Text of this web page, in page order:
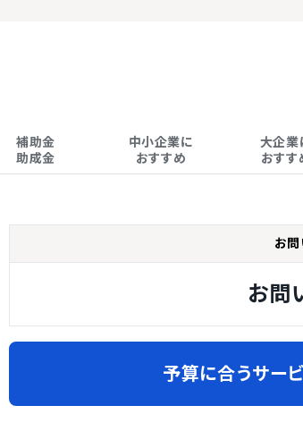
補助金
助成金
中小企業に
おすすめ
大企業
おすす
お
お問
予算に合うサー